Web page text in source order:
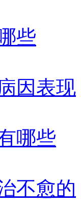
些
因表现
哪些
不愈的